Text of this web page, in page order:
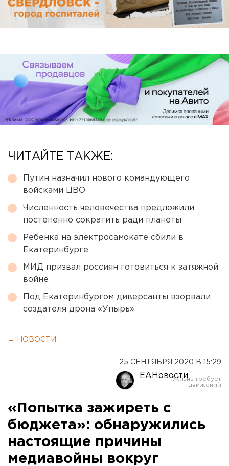
ЧИТАЙТЕ ТАКЖЕ:
Путин назначил нового командующего
войсками ЦВО
Численность человечества предложили
постепенно сократить ради планеты
Ребенка на электросамокате сбили в
Екатеринбурге
МИД призвал россиян готовиться к затяжной
войне
Под Екатеринбургом диверсанты взорвали
создателя дрона «Упырь»
← НОВОСТИ
25 СЕНТЯБРЯ 2020 В 15:29
ЕАНовости
«Попытка зажиреть с
бюджета»: обнаружились
настоящие причины
медиавойны вокруг